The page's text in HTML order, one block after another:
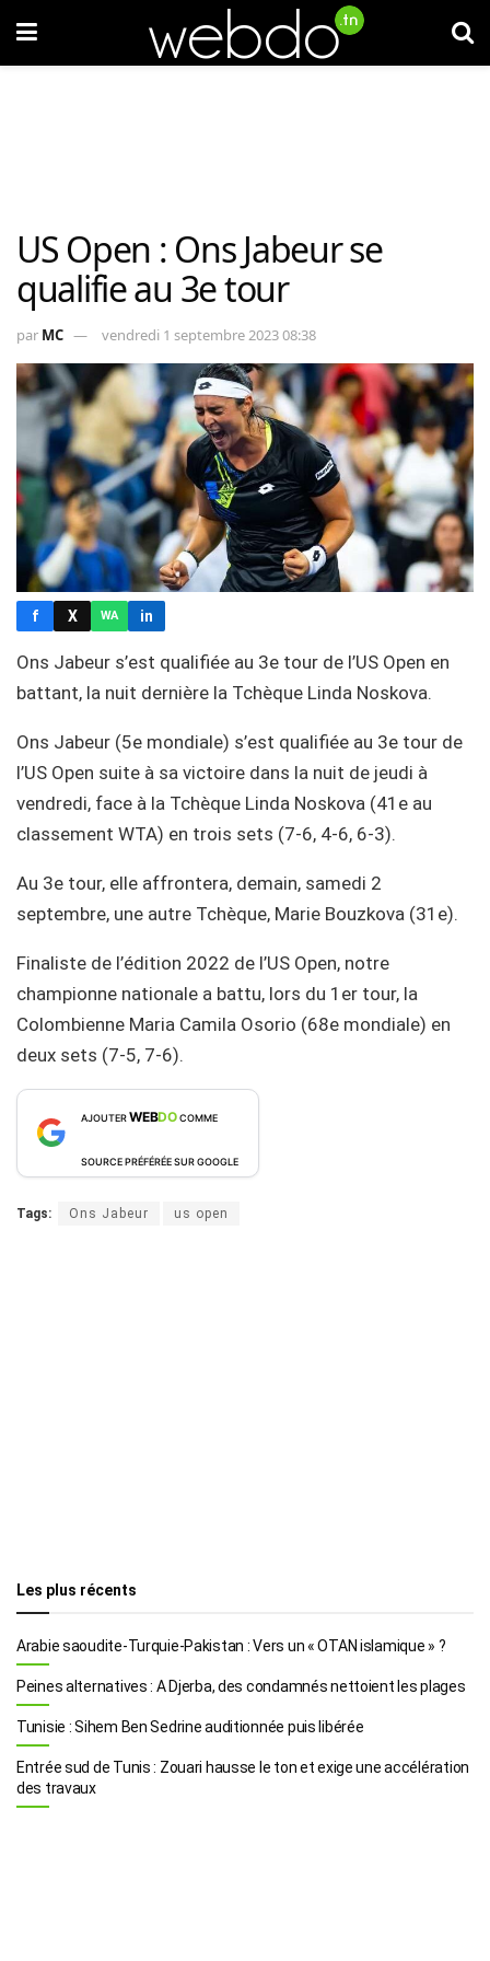
US Open : Ons Jabeur se
qualifie au 3e tour
par MC vendredi 1 septembre 2023 08:38
f X WA in
Ons Jabeur s’est qualifiée au 3e tour de l’US Open en
battant, la nuit dernière la Tchèque Linda Noskova.
Ons Jabeur (5e mondiale) s’est qualifiée au 3e tour de
l’US Open suite à sa victoire dans la nuit de jeudi à
vendredi, face à la Tchèque Linda Noskova (41e au
classement WTA) en trois sets (7-6, 4-6, 6-3).
Au 3e tour, elle affrontera, demain, samedi 2
septembre, une autre Tchèque, Marie Bouzkova (31e).
Finaliste de l’édition 2022 de l’US Open, notre
championne nationale a battu, lors du 1er tour, la
Colombienne Maria Camila Osorio (68e mondiale) en
deux sets (7-5, 7-6).
AJOUTERWEBDOCOMME
SOURCE PRÉFÉRÉE SUR GOOGLE
Tags: Ons Jabeur us open
Les plus récents
Arabie saoudite-Turquie-Pakistan : Vers un « OTAN islamique » ?
Peines alternatives : A Djerba, des condamnés nettoient les plages
Tunisie : Sihem Ben Sedrine auditionnée puis libérée
Entrée sud de Tunis : Zouari hausse le ton et exige une accélération
des travaux